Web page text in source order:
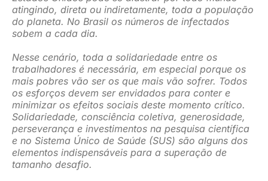
CONTATO
atingindo, direta ou indiretamente, toda a população
do planeta. No Brasil os números de infectados
sobem a cada dia.
Nesse cenário, toda a solidariedade entre os
trabalhadores é necessária, em especial porque os
mais pobres vão ser os que mais vão sofrer. Todos
os esforços devem ser envidados para conter e
minimizar os efeitos sociais deste momento crítico.
Solidariedade, consciência coletiva, generosidade,
perseverança e investimentos na pesquisa científica
e no Sistema Único de Saúde (SUS) são alguns dos
elementos indispensáveis para a superação de
tamanho desafio.